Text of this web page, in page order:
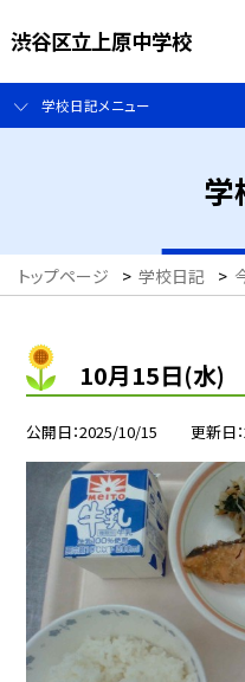
渋谷区立上原中学校
学校日記メニュー
学
トップページ > 学校日記 >
10月15日(水)
公開日 2025/10/15 更新日